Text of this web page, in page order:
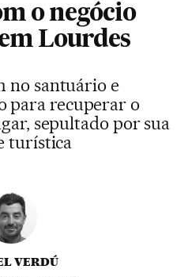
o negócio
Lourdes
no santuário e
para recuperar o
sepultado por sua
turística
VERDÚ